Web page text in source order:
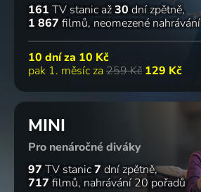
161 TV stanic až30 dní zpětně
1 867 filmů neomezené nahrávání
10 dní za 10 Kč
pak 1. měsíc za 259 Kč 129 Kč
MINI
Pro nenáročné diváky
97 TV stanic7 dní zpětně
717 filmů nahrávání 20 pořadů